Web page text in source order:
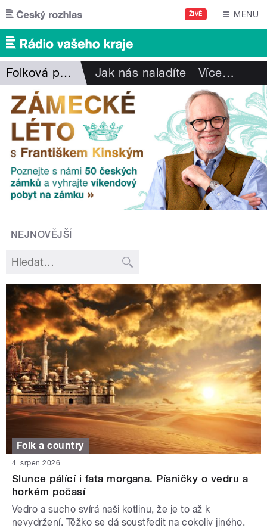
Přejít k hlavnímu obsahu
ŽIVĚ MENU
Folková pohlazení Jak nás naladíte Více…
NEJNOVĚJŠÍ
Folk a country
4. srpen 2026
Slunce pálící i fata morgana. Písničky o vedru a
horkém počasí
Vedro a sucho svírá naši kotlinu, že je to až k
nevydržení. Těžko se dá soustředit na cokoliv jiného.